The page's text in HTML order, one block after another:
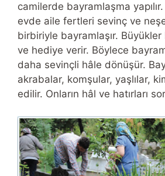
camilerde bayramlaşma
evde aile fertleri sevinç ve
birbiriyle bayramlaşır. Büyükler
ve hediye verir. Böylece
daha sevinçli hâle dönüşür.
akrabalar, komşular, yaşlılar,
edilir. Onların hâl ve hatırları